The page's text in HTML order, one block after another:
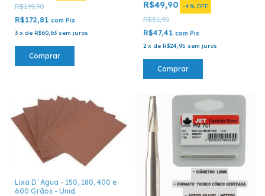
R$199,90
R$172,81 com Pix
3 x de R$60,63 sem juros
Comprar
R$49,90 -4% OFF
R$51,90
R$47,41 com Pix
2 x de R$24,95 sem juros
Comprar
Lixa D´Agua - 150, 180, 400 e
600 Grãos - Unid.